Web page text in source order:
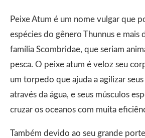
Peixe Atum é um nome vulgar que
espécies do gênero Thunnus e mais
família Scombridae, que seriam
pesca. O peixe atum é veloz seu
um torpedo que ajuda a agilizar
através da água, e seus músculos
cruzar os oceanos com muita
Também devido ao seu grande